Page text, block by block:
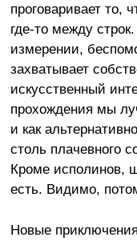
проговаривает то,
где-то между
измерении,
захватывает
искусственный
прохождения мы
и как
столь плачевного
Кроме исполинов,
есть. Видимо,
Новые